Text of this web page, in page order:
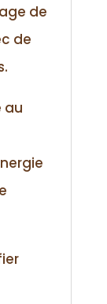
de
de
au